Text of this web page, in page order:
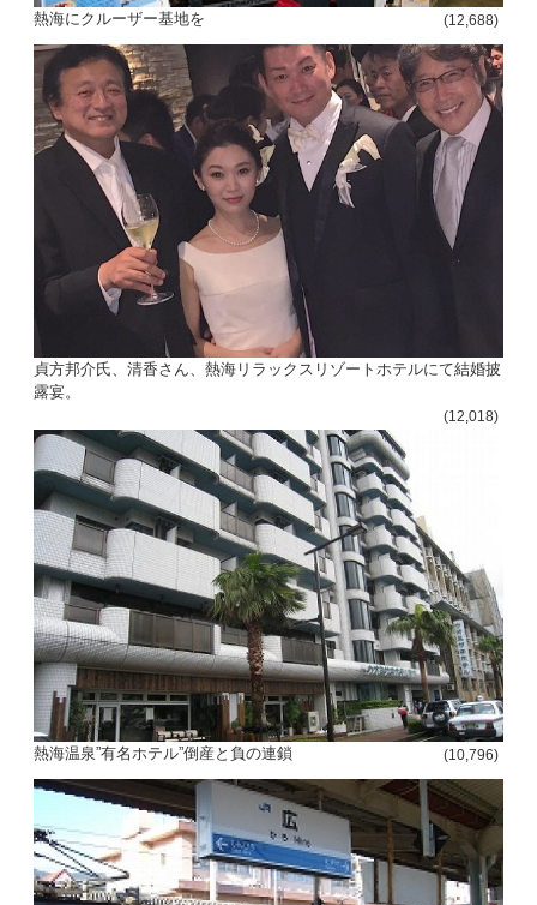
熱海にクルーザー基地を (12,688)
貞方邦介氏、清香さん、熱海リラックスリゾートホテルにて結婚披
露宴。
(12,018)
熱海温泉”有名ホテル”倒産と負の連鎖 (10,796)